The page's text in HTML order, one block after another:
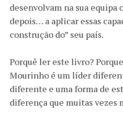
desenvolvam na sua equipa
depois… a aplicar essas
construção do” seu país.
Porquê ler este livro?
Mourinho é um líder
diferente e uma forma de
diferença que muitas vezes